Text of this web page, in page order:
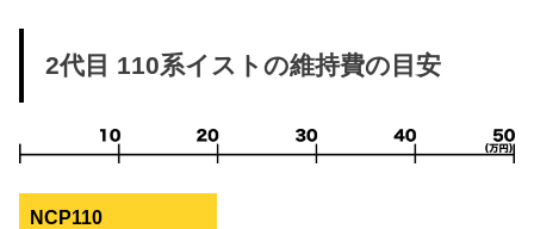
2代目 110系イストの維持費の目安
NCP110